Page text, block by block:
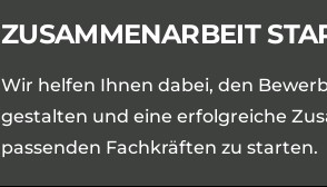
ZUSAMMENARBEIT
Wir helfen Ihnen dabei, den
gestalten und eine erfolgreiche
passenden Fachkräften zu starten.